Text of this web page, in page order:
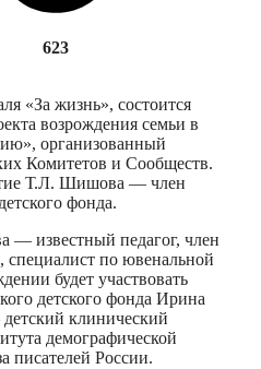
623
«За жизнь», состоится
возрождения семьи в
организованный
Комитетов и Сообществ.
Т.Л. Шишова — член
фонда.
— известный педагог, член
специалист по ювенальной
будет участвовать
детского фонда Ирина
клинический
демографической
писателей России.